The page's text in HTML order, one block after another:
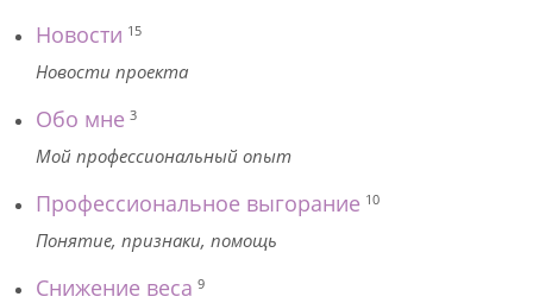
Новости 15
Новости проекта
Обо мне 3
Мой профессиональный опыт
Профессиональное выгорание 10
Понятие, признаки, помощь
Снижение веса 9